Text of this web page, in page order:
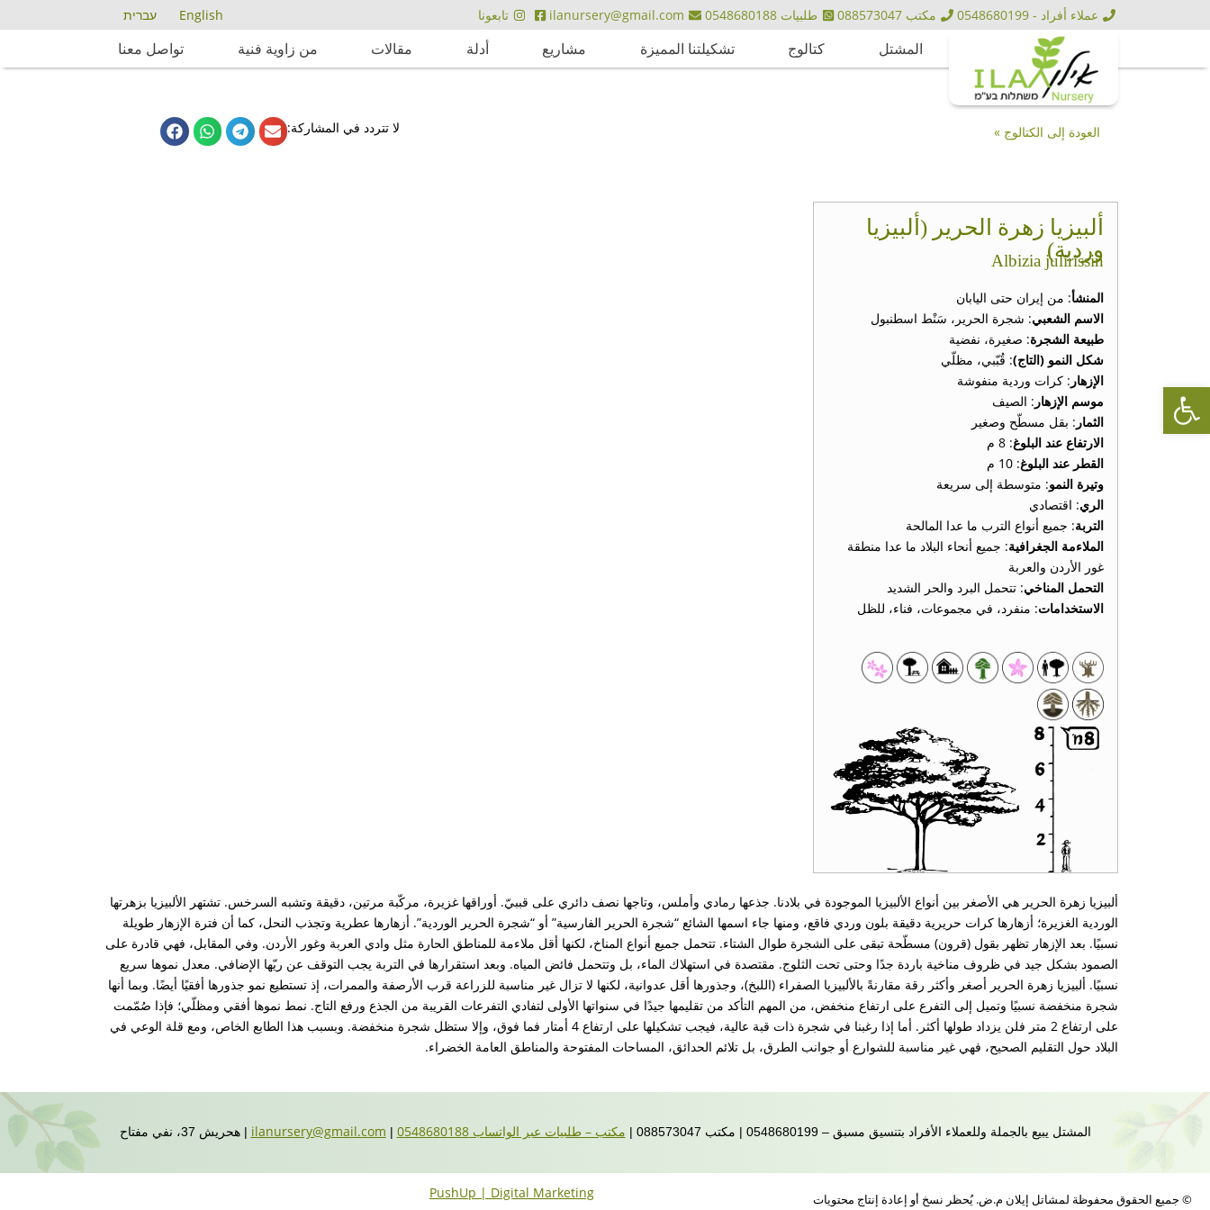
عملاء أفراد - 0548680199 مكتب 088573047 طلبيات 0548680188 ilanursery@gmail.com تابعونا English עברית
المشتل كتالوج تشكيلتنا المميزة مشاريع أدلة مقالات من زاوية فنية تواصل معنا
العودة إلى الكتالوج » لا تتردد في المشاركة:
ألبيزيا زهرة الحرير (ألبيزيا
وردية)
Albizia julirissin
المنشأ: من إيران حتى اليابان
الاسم الشعبي: شجرة الحرير، سَنْط اسطنبول
طبيعة الشجرة: صغيرة، نفضية
شكل النمو (التاج): قُبّبي، مظلّي
الإزهار : كرات وردية منفوشة
موسم الإزهار : الصيف
الثمار : بقل مسطّح وصغير
الارتفاع عند البلوغ: 8 م
القطر عند البلوغ: 10 م
وتيرة النمو: متوسطة إلى سريعة
الري: اقتصادي
التربة: جميع أنواع الترب ما عدا المالحة
الملاءمة الجغرافية: جميع أنحاء البلاد ما عدا منطقة
غور الأردن والعربة
التحمل المناخي: تتحمل البرد والحر الشديد
الاستخدامات: منفرد، في مجموعات، فناء، للظل
ألبيزيا زهرة الحرير هي الأصغر بين أنواع الألبيزيا الموجودة في بلادنا. جذعها رمادي وأملس، وتاجها نصف دائري على قببيّ. أوراقها غزيرة، مركّبة مرتين، دقيقة وتشبه السرخس. تشتهر الألبيزيا بزهرتها
الوردية الغزيرة؛ أزهارها كرات حريرية دقيقة بلون وردي فاقع، ومنها جاء اسمها الشائع “شجرة الحرير الفارسية” أو “شجرة الحرير الوردية”. أزهارها عطرية وتجذب النحل، كما أن فترة الإزهار طويلة
نسبيًا. بعد الإزهار تظهر بقول (قرون) مسطّحة تبقى على الشجرة طوال الشتاء. تتحمل جميع أنواع المناخ، لكنها أقل ملاءمة للمناطق الحارة مثل وادي العربة وغور الأردن. وفي المقابل، فهي قادرة على
الصمود بشكل جيد في ظروف مناخية باردة جدًا وحتى تحت الثلوج. مقتصدة في استهلاك الماء، بل وتتحمل فائض المياه. وبعد استقرارها في التربة يجب التوقف عن ريّها الإضافي. معدل نموها سريع
نسبيًا. ألبيزيا زهرة الحرير أصغر وأكثر رقة مقارنةً بالألبيزيا الصفراء (اللبخ)، وجذورها أقل عدوانية، لكنها لا تزال غير مناسبة للزراعة قرب الأرصفة والممرات، إذ تستطيع نمو جذورها أفقيًا أيضًا. وبما أنها
شجرة منخفضة نسبيًا وتميل إلى التفرع على ارتفاع منخفض، من المهم التأكد من تقليمها جيدًا في سنواتها الأولى لتفادي التفرعات القريبة من الجذع ورفع التاج. نمط نموها أفقي ومظلّي؛ فإذا صُمّمت
على ارتفاع 2 متر فلن يزداد طولها أكثر. أما إذا رغبنا في شجرة ذات قبة عالية، فيجب تشكيلها على ارتفاع 4 أمتار فما فوق، وإلا ستظل شجرة منخفضة. وبسبب هذا الطابع الخاص، ومع قلة الوعي في
البلاد حول التقليم الصحيح، فهي غير مناسبة للشوارع أو جوانب الطرق، بل تلائم الحدائق، المساحات المفتوحة والمناطق العامة الخضراء.
المشتل يبيع بالجملة وللعملاء الأفراد بتنسيق مسبق – 0548680199 | مكتب 088573047 | مكتب – طلبيات عبر الواتساب 0548680188 |
ilanursery@gmail.com | هحريش 37، نفي مفتاح
© جميع الحقوق محفوظة لمشاتل إيلان م.ض. يُحظر نسخ أو إعادة إنتاج محتويات PushUp | Digital Marketing
Open toolbar